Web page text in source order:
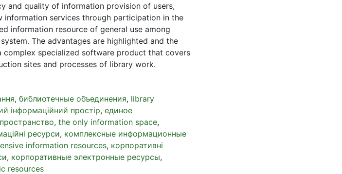
and quality of information provision of users,
information services through participation in the
information resource of general use among
The advantages are highlighted and the
complex specialized software product that covers
sites and processes of library work.
, библиотечные объединения, library
інформаційний простір, единое
, the only information space,
ресурси, комплексные информационные
information resources, корпоративні
, корпоративные электронные ресурсы,
resources